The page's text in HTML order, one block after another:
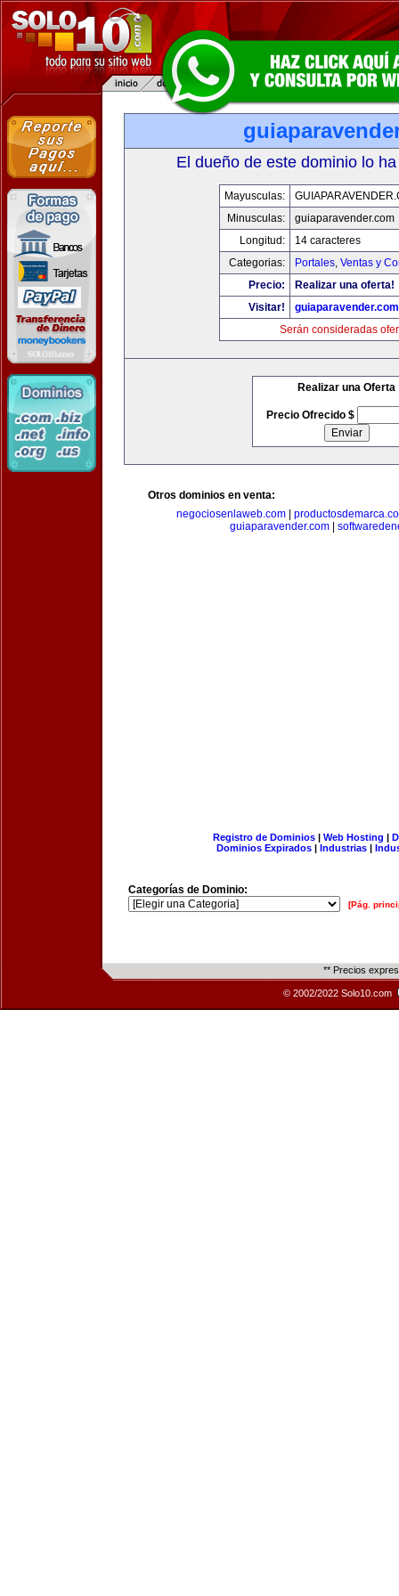
El dueño de este dominio lo
Mayusculas:
Minusculas:
guiaparavender.com
Longitud:
14 caracteres
Categorias:
Portales, Ventas y
Precio:
Realizar una oferta!
Visitar!
guiaparavender.com
Serán consideradas
Realizar una Oferta
Precio Ofrecido $
Otros dominios en venta:
negociosenlaweb.com
guiaparavender.com|
Registro de Dominios| Web Hosting |
Dominios Expirados | Industrias |
Categorías de Dominio:
[Pág.
** Precios
© 2002/2022 Solo10.com